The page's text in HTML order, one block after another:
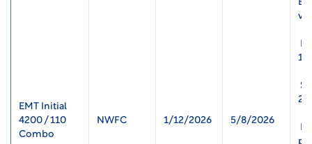
EMT Initial
4200 / 110
Combo
NWFC 1/12/2026 5/8/2026
El